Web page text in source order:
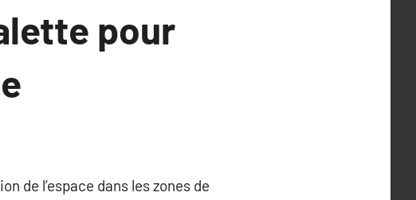
pour
de l’espace dans les zones de